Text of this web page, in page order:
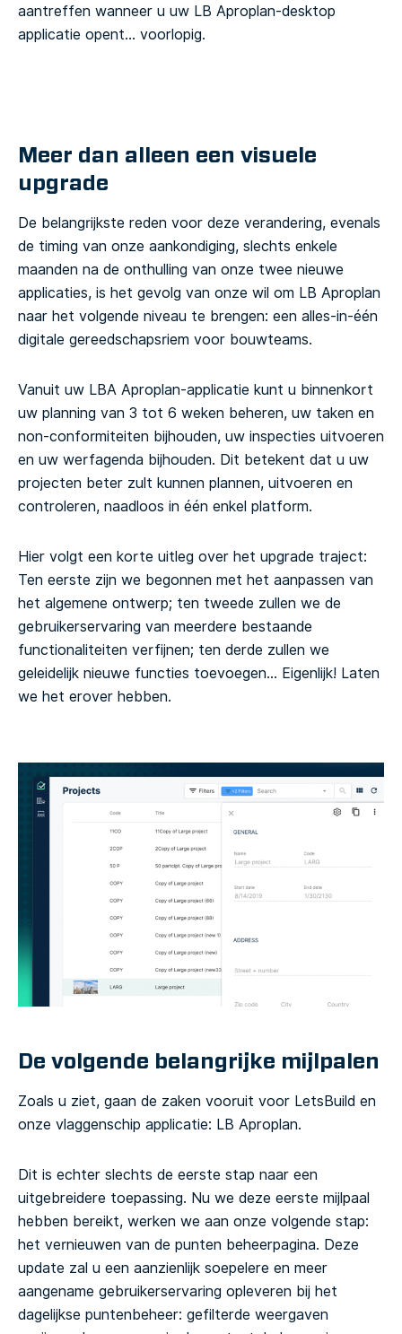
aantreffen wanneer u uw LB Aproplan-desktop
applicatie opent… voorlopig.
Meer dan alleen een visuele
upgrade
De belangrijkste reden voor deze verandering, evenals
de timing van onze aankondiging, slechts enkele
maanden na de onthulling van onze twee nieuwe
applicaties, is het gevolg van onze wil om LB Aproplan
naar het volgende niveau te brengen: een alles-in-één
digitale gereedschapsriem voor bouwteams.
Vanuit uw LBA Aproplan-applicatie kunt u binnenkort
uw planning van 3 tot 6 weken beheren, uw taken en
non-conformiteiten bijhouden, uw inspecties uitvoeren
en uw werfagenda bijhouden. Dit betekent dat u uw
projecten beter zult kunnen plannen, uitvoeren en
controleren, naadloos in één enkel platform.
Hier volgt een korte uitleg over het upgrade traject:
Ten eerste zijn we begonnen met het aanpassen van
het algemene ontwerp; ten tweede zullen we de
gebruikerservaring van meerdere bestaande
functionaliteiten verfijnen; ten derde zullen we
geleidelijk nieuwe functies toevoegen… Eigenlijk! Laten
we het erover hebben.
De volgende belangrijke mijlpalen
Zoals u ziet, gaan de zaken vooruit voor LetsBuild en
onze vlaggenschip applicatie: LB Aproplan.
Dit is echter slechts de eerste stap naar een
uitgebreidere toepassing. Nu we deze eerste mijlpaal
hebben bereikt, werken we aan onze volgende stap:
het vernieuwen van de punten beheerpagina. Deze
update zal u een aanzienlijk soepelere en meer
aangename gebruikerservaring opleveren bij het
dagelijkse puntenbeheer: gefilterde weergaven